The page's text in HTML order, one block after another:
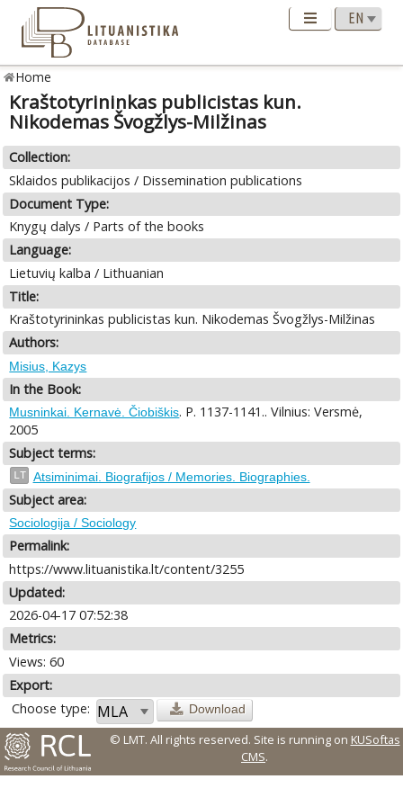
Home
Kraštotyrininkas publicistas kun.
Nikodemas Švogžlys-Milžinas
Collection:
Sklaidos publikacijos / Dissemination publications
Document Type:
Knygų dalys / Parts of the books
Language:
Lietuvių kalba / Lithuanian
Title:
Kraštotyrininkas publicistas kun. Nikodemas Švogžlys-Milžinas
Authors:
Misius, Kazys
In the Book:
Musninkai. Kernavė. Čiobiškis. P. 1137-1141.. Vilnius: Versmė,
2005
Subject terms:
LT Atsiminimai. Biografijos / Memories. Biographies.
Subject area:
Sociologija / Sociology
Permalink:
https://www.lituanistika.lt/content/3255
Updated:
2026-04-17 07:52:38
Metrics:
Views: 60
Export:
Choose type:
Download
© LMT. All rights reserved. Site is running on KUSoftas
CMS.